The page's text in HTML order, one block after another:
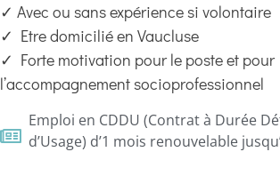
✓ Avec ou sans expérience si volontaire
✓ Etre domicilié en Vaucluse
✓ Forte motivation pour le poste et pour
l’accompagnement socioprofessionnel
Emploi en CDDU (Contrat à Durée
d’Usage) d’1 mois renouvelable